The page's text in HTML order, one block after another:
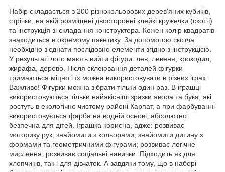
Набір складається з 200 різнокольорових дерев'яних кубиків,
стрічки, на якій розміщені двосторонні клейкі кружечки (скотч)
та інструкція зі складання конструктора. Кожен колір квадратів
знаходиться в окремому пакетику. За допомогою скотча
необхідно з'єднати послідовно елементи згідно з інструкцією.
У результаті чого мають вийти фігури: лев, левеня, крокодил,
жирафа, дерево. Після склеювання деталей фігурки
тримаються міцно і їх можна використовувати в різних іграх.
Важливо! Фігурки можна зібрати тільки один раз. В іграшці
використовуються тільки найякісніші зразки явора та бука, які
ростуть в екологічно чистому районі Карпат, а при фарбуванні
використовується фарба на водній основі, абсолютно
безпечна для дітей. Іграшка корисна, адже: розвиває
моторику рук; знайомити з кольорами; знайомити дитину з
формами та геометричними фігурами; розвиває логічне
мислення; розвиває соціальні навички. Підходить як для
хлопчиків, так і для дівчаток. А завдяки тому, що в наборі